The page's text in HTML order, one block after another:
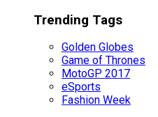
Trending Tags
Golden Globes
Game of Thrones
MotoGP 2017
eSports
Fashion Week